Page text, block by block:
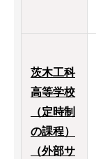
茨木工科
高等学校
（定時制
の課程）
（外部サ